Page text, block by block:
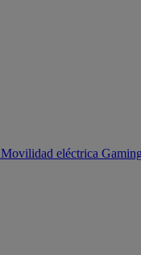
Movilidad eléctrica